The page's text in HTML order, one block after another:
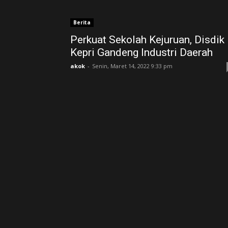
Berita
Perkuat Sekolah Kejuruan, Disdik
Kepri Gandeng Industri Daerah
akok - Senin, Maret 14, 2022 9:33 pm